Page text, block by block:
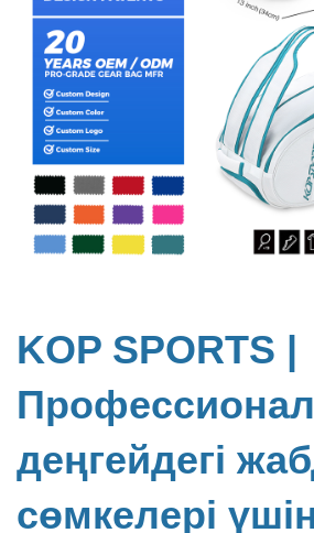
KOP SPORTS |
деңгейдегі
сөмкелері